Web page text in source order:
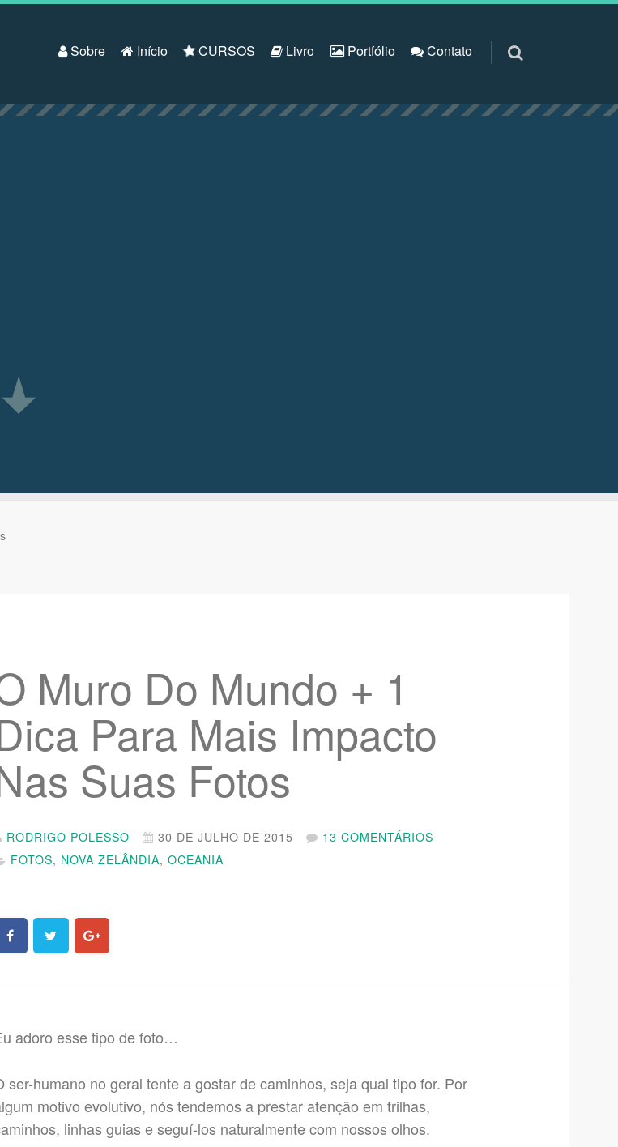
Pular para o conteúdo
Sobre Início CURSOS Livro Portfólio Contato
Muro Do Mundo + 1
Para Mais Impacto
Suas Fotos
RODRIGO POLESSO 30 DE JULHO DE 2015
13 COMENTÁRIOS
FOTOS, NOVA ZELÂNDIA,OCEANIA
adoro esse tipo de foto…
ser-humano no geral tente a gostar de caminhos, seja qual tipo for. Por
motivo evolutivo, nós tendemos a prestar atenção em trilhas,
linhas guias e seguí-los naturalmente com nossos olhos.